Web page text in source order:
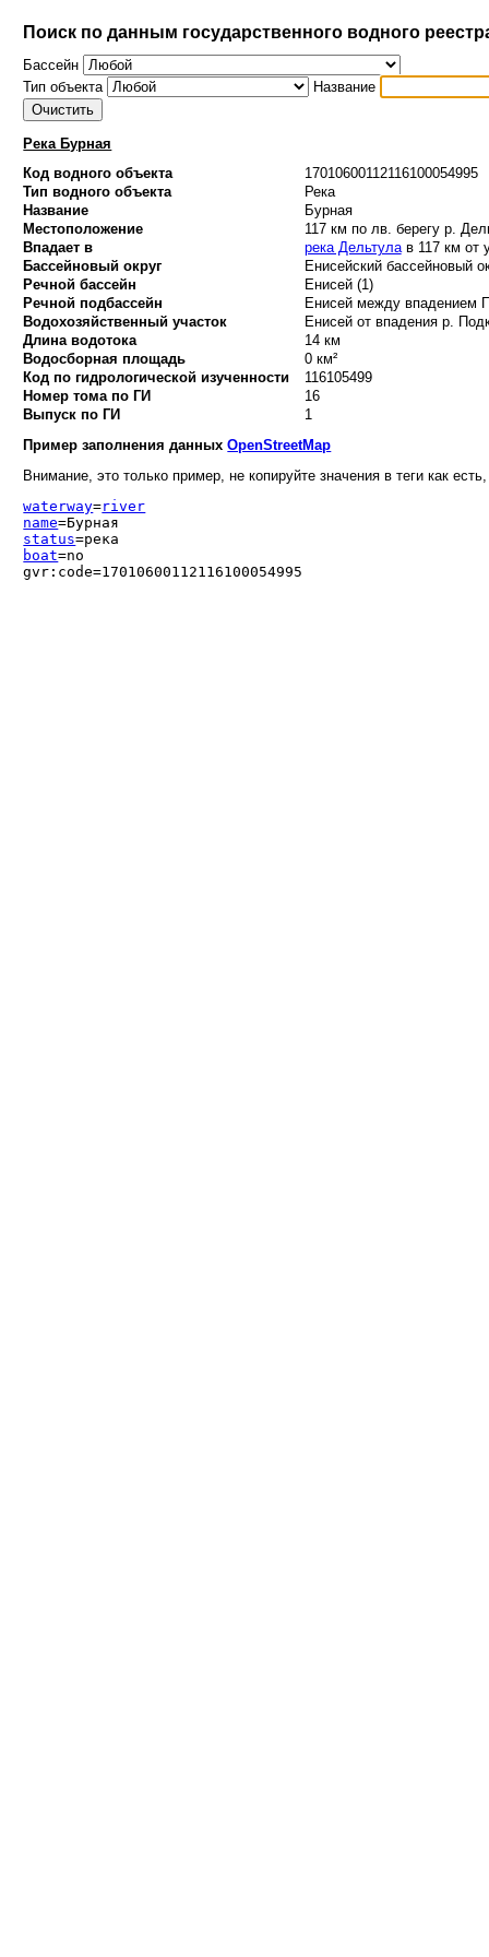
Поиск по данным государственного водного
Бассейн
Тип объекта
Название
Река Бурная
Код водного объекта
17010600112116100054995
Тип водного объекта
Река
Название
Бурная
Местоположение
117 км по лв. берегу р.
Впадает в
река Дельтулав 117 км от
Бассейновый округ
Енисейский бассейновый
Речной бассейн
Енисей (1)
Речной подбассейн
Енисей между впадением
Водохозяйственный участок
Енисей от впадения р.
Длина водотока
14 км
Водосборная площадь
0 км²
Код по гидрологической изученности
116105499
Номер тома по ГИ
16
Выпуск по ГИ
1
Пример заполнения данныхOpenStreetMap
Внимание, это только пример, не копируйте значения в теги как
waterway=river
name=Бурная
status=река
boat=no
gvr:code=17010600112116100054995